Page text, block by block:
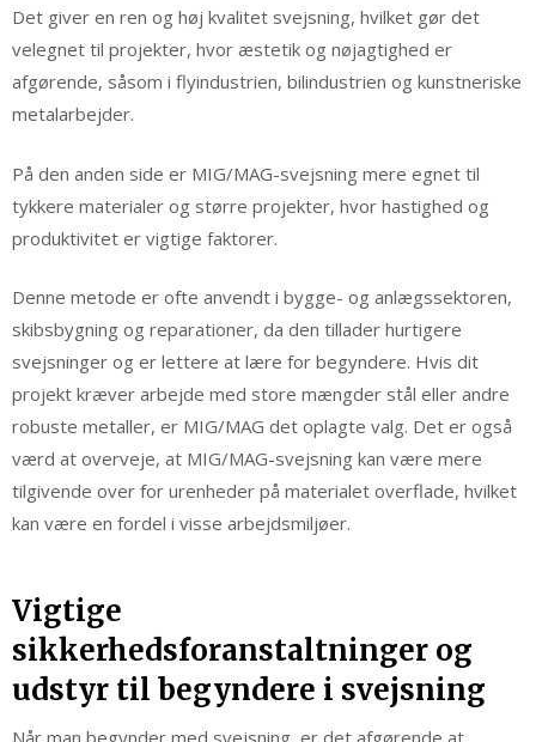
Det giver en ren og høj kvalitet svejsning, hvilket gør det
velegnet til projekter, hvor æstetik og nøjagtighed er
afgørende, såsom i flyindustrien, bilindustrien og kunstneriske
metalarbejder.
På den anden side er MIG/MAG-svejsning mere egnet til
tykkere materialer og større projekter, hvor hastighed og
produktivitet er vigtige faktorer.
Denne metode er ofte anvendt i bygge- og anlægssektoren,
skibsbygning og reparationer, da den tillader hurtigere
svejsninger og er lettere at lære for begyndere. Hvis dit
projekt kræver arbejde med store mængder stål eller andre
robuste metaller, er MIG/MAG det oplagte valg. Det er også
værd at overveje, at MIG/MAG-svejsning kan være mere
tilgivende over for urenheder på materialet overflade, hvilket
kan være en fordel i visse arbejdsmiljøer.
Vigtige
sikkerhedsforanstaltninger og
udstyr til begyndere i svejsning
Når man begynder med svejsning, er det afgørende at